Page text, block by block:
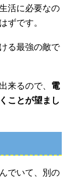
活に必要なの
ずです。
る最強の敵で
来るので、 電
ことが望まし
でいて、別の